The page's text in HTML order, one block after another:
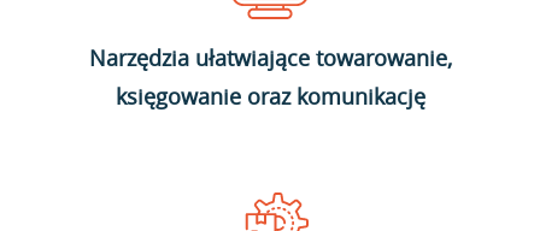
Narzędzia ułatwiające towarowanie,
księgowanie oraz komunikację